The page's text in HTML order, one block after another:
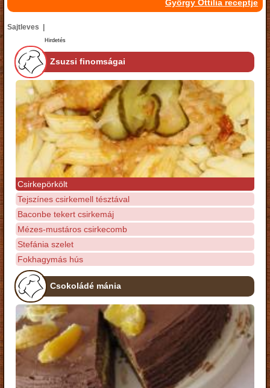
György Ottilia receptje
Sajtleves |
Hirdetés
Zsuzsi finomságai
Csirkepörkölt
Tejszínes csirkemell tésztával
Baconbe tekert csirkemáj
Mézes-mustáros csirkecomb
Stefánia szelet
Fokhagymás hús
Csokoládé mánia